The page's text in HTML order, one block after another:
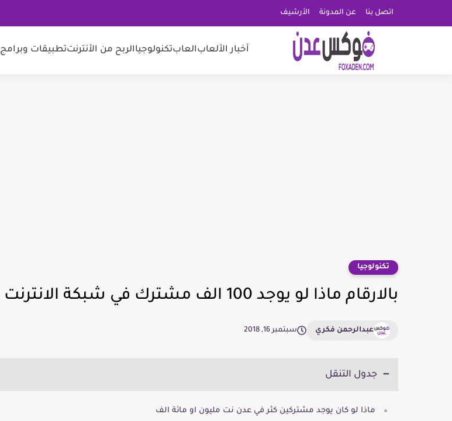
اتصل بنا عن المدونة الأرشيف
أخبار الألعابالعابتكنولوجياالربح من الأنترنتتطبيقات وبرامج
تكنولوجيا
بالارقام ماذا لو يوجد 100 الف مشترك في شبكة الانترنت عدن نت
عبدالرحمن فكري سبتمبر 16, 2018
جدول التنقل
ماذا لو كان يوجد مشتركين كثر في عدن نت مليون او مائة الف